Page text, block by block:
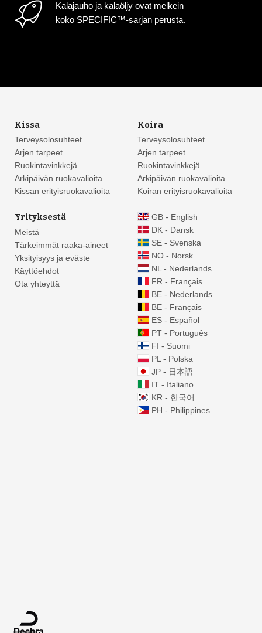
Kalajauho ja kalaöljy ovat melkein
koko SPECIFIC™-sarjan perusta.
Kissa
Terveysolosuhteet
Arjen tarpeet
Ruokintavinkkejä
Arkipäivän ruokavalioita
Kissan erityisruokavalioita
Koira
Terveysolosuhteet
Arjen tarpeet
Ruokintavinkkejä
Arkipäivän ruokavalioita
Koiran erityisruokavalioita
Yrityksestä
Meistä
Tärkeimmät raaka-aineet
Yksityisyys ja eväste
Käyttöehdot
Ota yhteyttä
GB - English
DK - Dansk
SE - Svenska
NO - Norsk
NL - Nederlands
FR - Français
BE - Nederlands
BE - Français
ES - Español
PT - Português
FI - Suomi
PL - Polska
JP - 日本語
IT - Italiano
KR - 한국어
PH - Philippines